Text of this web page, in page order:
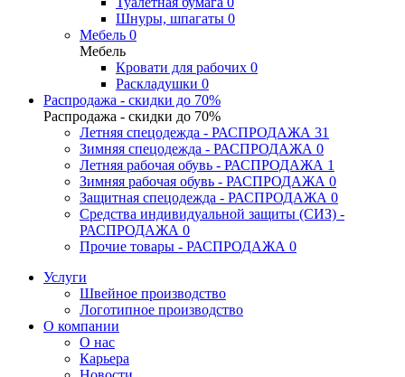
Шнуры, шпагаты 0
Мебель 0
Мебель
Кровати для рабочих 0
Раскладушки 0
Распродажа - скидки до 70%
Распродажа - скидки до 70%
Летняя спецодежда - РАСПРОДАЖА 31
Зимняя спецодежда - РАСПРОДАЖА 0
Летняя рабочая обувь - РАСПРОДАЖА 1
Зимняя рабочая обувь - РАСПРОДАЖА 0
Защитная спецодежда - РАСПРОДАЖА 0
Средства индивидуальной защиты (СИЗ) -
РАСПРОДАЖА 0
Прочие товары - РАСПРОДАЖА 0
Услуги
Швейное производство
Логотипное производство
О компании
О нас
Карьера